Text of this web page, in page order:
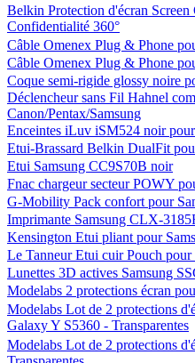
Belkin Protection d'écran
Confidentialité 360°
Câble Omenex Plug & Phone
Câble Omenex Plug & Phone
Coque semi-rigide glossy noire
Déclencheur sans Fil Hahnel
Canon/Pentax/Samsung
Enceintes iLuv iSM524 noir
Etui-Brassard Belkin DualFit
Etui Samsung CC9S70B noir
Fnac chargeur secteur POWY
G-Mobility Pack confort pour
Imprimante Samsung CLX-
Kensington Etui pliant pour
Le Tanneur Etui cuir Pouch
Lunettes 3D actives Samsung
Modelabs 2 protections écran
Modelabs Lot de 2 protections
Galaxy Y S5360 - Transparentes
Modelabs Lot de 2 protections